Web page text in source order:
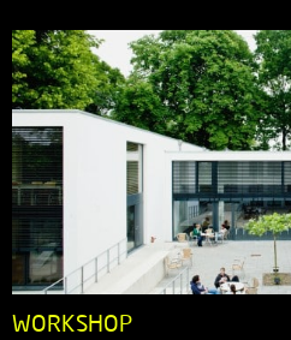
WORKSHOP